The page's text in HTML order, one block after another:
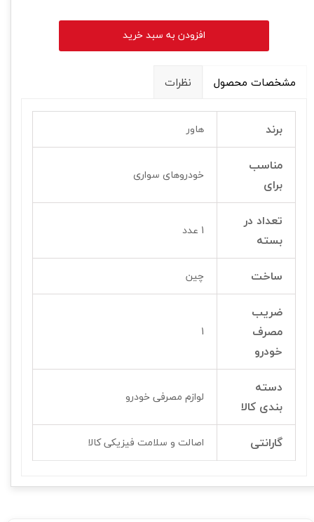
افزودن به سبد خرید
مشخصات محصول نظرات
برند هاور
مناسب
برای
خودروهای سواری
تعداد در
بسته
1 عدد
ساخت چین
ضریب
مصرف
خودرو
1
دسته
بندی کالا
لوازم مصرفی خودرو
گارانتی اصالت و سلامت فیزیکی کالا